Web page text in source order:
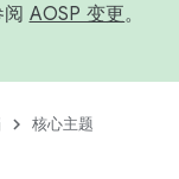
AOSP 变更。
核心主题